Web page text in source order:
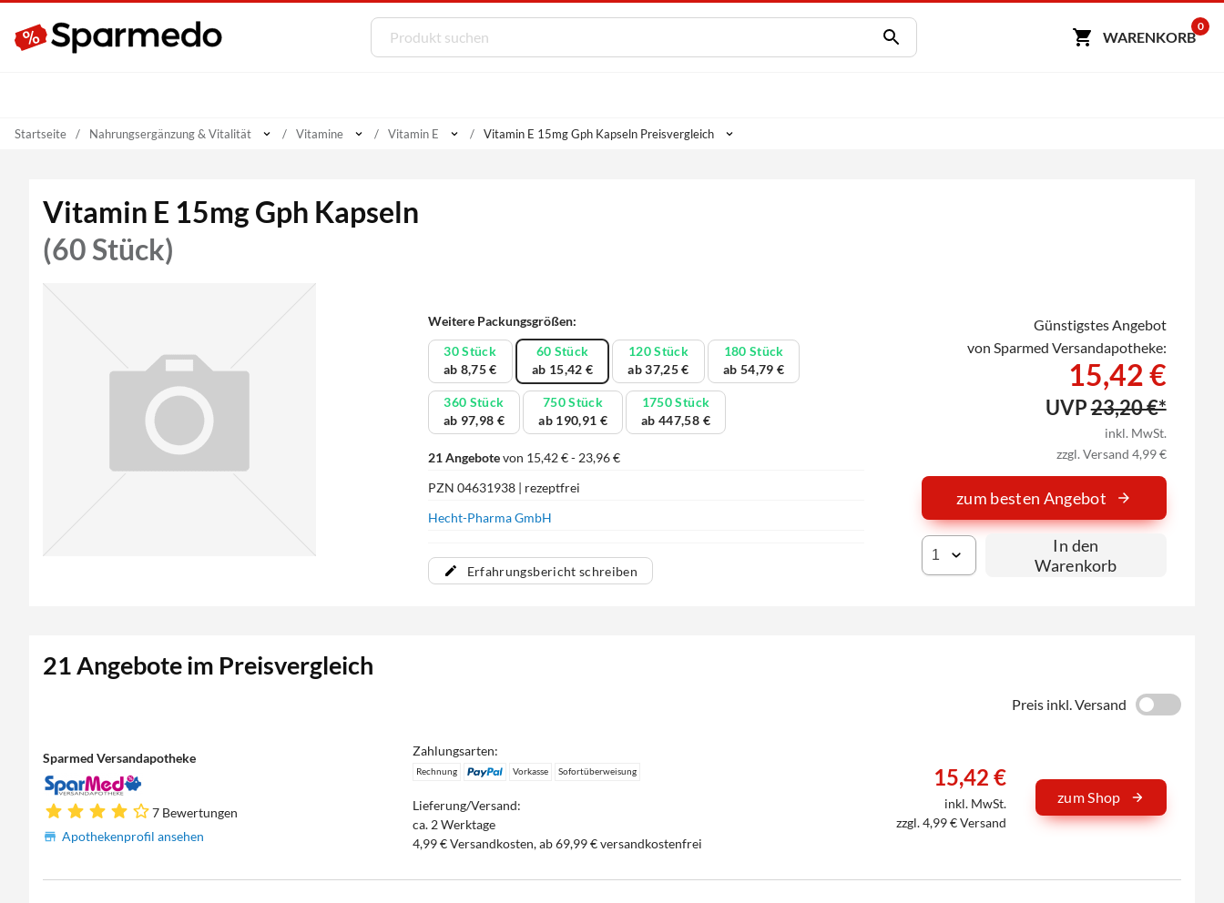
WARENKORB
0
Startseite Nahrungsergänzung & Vitalität Vitamine Vitamin E Vitamin E 15mg Gph Kapseln Preisvergleich
Vitamin E 15mg Gph Kapseln
(60 Stück)
Weitere Packungsgrößen:
30 Stück
ab 8,75 €
60 Stück
ab 15,42 €
120 Stück
ab 37,25 €
180 Stück
ab 54,79 €
360 Stück
ab 97,98 €
750 Stück
ab 190,91 €
1750 Stück
ab 447,58 €
21 Angebotevon 15,42 € - 23,96 €
PZN 04631938 | rezeptfrei
Hecht-Pharma GmbH
Erfahrungsbericht schreiben
Günstigstes Angebot
von Sparmed Versandapotheke:
15,42 €
UVP23,20 €*
inkl. MwSt.
zzgl. Versand 4,99 €
zum besten Angebot
In den
Warenkorb
21 Angebote im Preisvergleich
Preis inkl. Versand
Sparmed Versandapotheke
7 Bewertungen
Apothekenprofil ansehen
Zahlungsarten:
Rechnung Vorkasse Sofortüberweisung
Lieferung/Versand:
ca. 2 Werktage
4,99 € Versandkosten, ab 69,99 € versandkostenfrei
15,42 €
inkl. MwSt.
zzgl. 4,99 € Versand
zum Shop